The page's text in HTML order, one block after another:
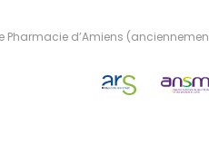
Pharmacie d’Amiens